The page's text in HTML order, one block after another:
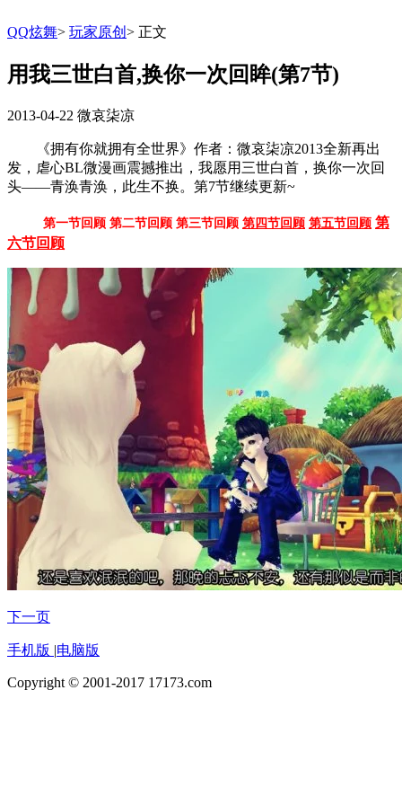
QQ炫舞> 玩家原创 > 正文
用我三世白首,换你一次回眸(第7节)
2013-04-22 微哀柒凉
《拥有你就拥有全世界》作者：微哀柒凉2013全新再出
发，虐心BL微漫画震撼推出，我愿用三世白首，换你一次回
头——青涣青涣，此生不换。第7节继续更新~
第一节回顾 第二节回顾 第三节回顾 第四节回顾 第五节回顾 第
六节回顾
下一页
手机版 |电脑版
Copyright © 2001-2017 17173.com